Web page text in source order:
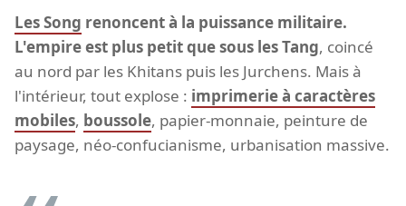
Les Song renoncent à la puissance militaire.
L'empire est plus petit que sous les Tang, coincé
au nord par les Khitans puis les Jurchens. Mais à
l'intérieur, tout explose : imprimerie à caractères
mobiles, boussole, papier-monnaie, peinture de
paysage, néo-confucianisme, urbanisation massive.